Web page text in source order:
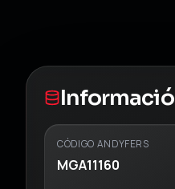
CÓDIGO ANDYFERS
MGA11160